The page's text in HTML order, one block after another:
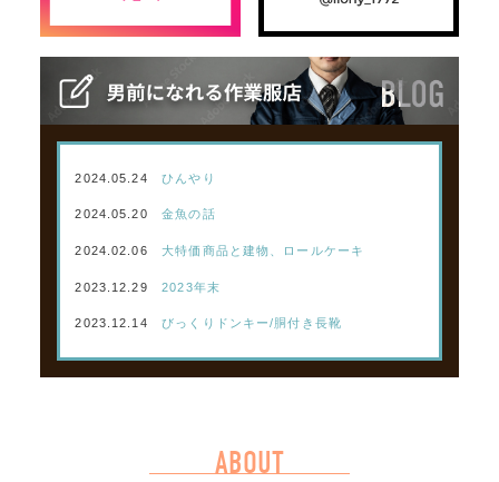
2024.05.24 ひんやり
2024.05.20 金魚の話
2024.02.06 大特価商品と建物、ロールケーキ
2023.12.29 2023年末
2023.12.14 びっくりドンキー/胴付き長靴
ABOUT